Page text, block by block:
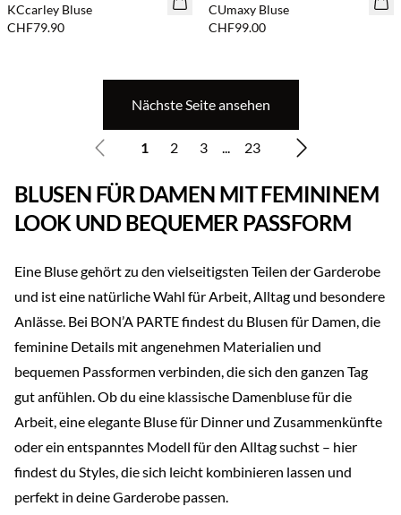
KCcarley Bluse
CHF79.90
CUmaxy Bluse
CHF99.00
Nächste Seite ansehen
1 2 3 ... 23
BLUSEN FÜR DAMEN MIT FEMININEM
LOOK UND BEQUEMER PASSFORM
Eine Bluse gehört zu den vielseitigsten Teilen der Garderobe
und ist eine natürliche Wahl für Arbeit, Alltag und besondere
Anlässe. Bei BON’A PARTE findest du Blusen für Damen, die
feminine Details mit angenehmen Materialien und
bequemen Passformen verbinden, die sich den ganzen Tag
gut anfühlen. Ob du eine klassische Damenbluse für die
Arbeit, eine elegante Bluse für Dinner und Zusammenkünfte
oder ein entspanntes Modell für den Alltag suchst – hier
findest du Styles, die sich leicht kombinieren lassen und
perfekt in deine Garderobe passen.